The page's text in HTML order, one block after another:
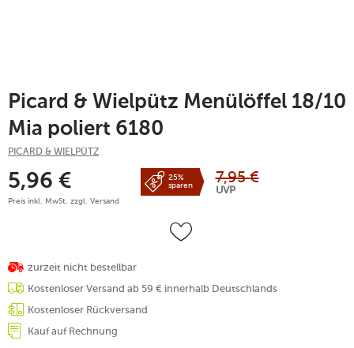
Picard & Wielpütz Menülöffel 18/10
Mia poliert 6180
PICARD & WIELPÜTZ
5,96 €
Preis inkl. MwSt. zzgl. Versand
25%
sparen
7,95 €
UVP
zurzeit nicht bestellbar
Kostenloser Versand ab 59 € innerhalb Deutschlands
Kostenloser Rückversand
Kauf auf Rechnung